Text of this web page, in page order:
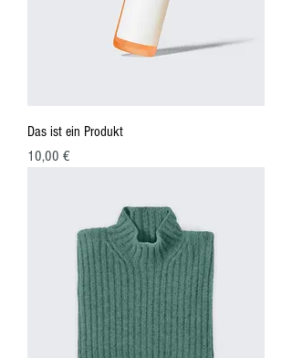
Das ist ein Produkt
Preis
10,00 €